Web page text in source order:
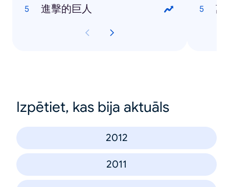
進擊的巨人
萬
Izpētiet, kas bija aktuāls
2012
2011